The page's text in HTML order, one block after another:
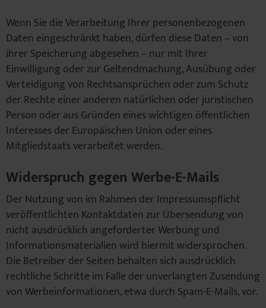
Wenn Sie die Verarbeitung Ihrer personenbezogenen
Daten eingeschränkt haben, dürfen diese Daten – von
ihrer Speicherung abgesehen – nur mit Ihrer
Einwilligung oder zur Geltendmachung, Ausübung oder
Verteidigung von Rechtsansprüchen oder zum Schutz
der Rechte einer anderen natürlichen oder juristischen
Person oder aus Gründen eines wichtigen öffentlichen
Interesses der Europäischen Union oder eines
Mitgliedstaats verarbeitet werden.
Widerspruch gegen Werbe-E-Mails
Der Nutzung von im Rahmen der Impressumspflicht
veröffentlichten Kontaktdaten zur Übersendung von
nicht ausdrücklich angeforderter Werbung und
Informationsmaterialien wird hiermit widersprochen.
Die Betreiber der Seiten behalten sich ausdrücklich
rechtliche Schritte im Falle der unverlangten Zusendung
von Werbeinformationen, etwa durch Spam-E-Mails, vor.